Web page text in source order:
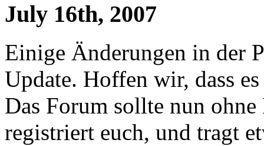
July 16th, 2007
Einige Änderungen in der
Update. Hoffen wir, dass
Das Forum sollte nun
registriert euch, und tragt